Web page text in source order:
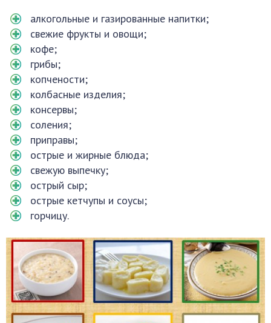
алкогольные и газированные напитки;
свежие фрукты и овощи;
кофе;
грибы;
копчености;
колбасные изделия;
консервы;
соления;
приправы;
острые и жирные блюда;
свежую выпечку;
острый сыр;
острые кетчупы и соусы;
горчицу.